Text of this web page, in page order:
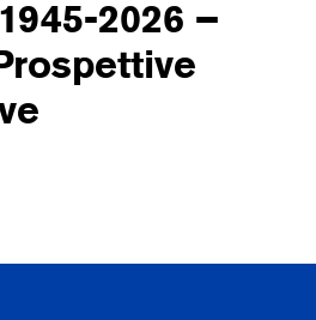
2026 –